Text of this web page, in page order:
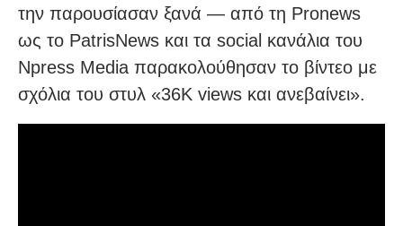
την παρουσίασαν ξανά — από τη Pronews
ως το PatrisNews και τα social κανάλια του
Npress Media παρακολούθησαν το βίντεο με
σχόλια του στυλ «36K views και ανεβαίνει».